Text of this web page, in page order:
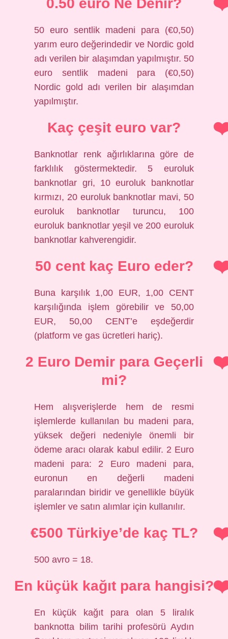
0.50 euro Ne Denir?
50 euro sentlik madeni para (€0,50)
yarım euro değerindedir ve Nordic gold
adı verilen bir alaşımdan yapılmıştır. 50
euro sentlik madeni para (€0,50)
Nordic gold adı verilen bir alaşımdan
yapılmıştır.
Kaç çeşit euro var?
Banknotlar renk ağırlıklarına göre de
farklılık göstermektedir. 5 euroluk
banknotlar gri, 10 euroluk banknotlar
kırmızı, 20 euroluk banknotlar mavi, 50
euroluk banknotlar turuncu, 100
euroluk banknotlar yeşil ve 200 euroluk
banknotlar kahverengidir.
50 cent kaç Euro eder?
Buna karşılık 1,00 EUR, 1,00 CENT
karşılığında işlem görebilir ve 50,00
EUR, 50,00 CENT’e eşdeğerdir
(platform ve gas ücretleri hariç).
2 Euro Demir para Geçerli
mi?
Hem alışverişlerde hem de resmi
işlemlerde kullanılan bu madeni para,
yüksek değeri nedeniyle önemli bir
ödeme aracı olarak kabul edilir. 2 Euro
madeni para: 2 Euro madeni para,
euronun en değerli madeni
paralarından biridir ve genellikle büyük
işlemler ve satın alımlar için kullanılır.
€500 Türkiye’de kaç TL?
500 avro = 18.
En küçük kağıt para hangisi?
En küçük kağıt para olan 5 liralık
banknotta bilim tarihi profesörü Aydın